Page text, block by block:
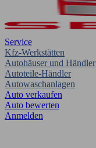
Service
Kfz-Werkstätten
Autohäuser und Händler
Autoteile-Händler
Autowaschanlagen
Auto verkaufen
Auto bewerten
Anmelden